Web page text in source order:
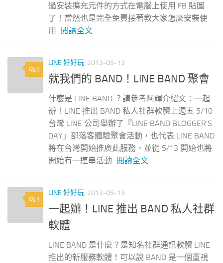
過安裝擴充元件的方式在電腦上使用 FB 貼圖
了！當然也是完全免費接著教大家怎麼安裝使
用...閱讀全文
0
LINE 好好玩 2013-05-13
就我們的 BAND！LINE BAND 聚會
什麼是 LINE BAND ？請參考阿輝介紹文：一起
辦！LINE 推出 BAND 私人社群軟體上週五 5/10
台灣 LINE 公司舉辦了『LINE BAND BLOGGER’S
DAY」部落客體驗聚會活動，也代表 LINE BAND
將在台灣開始推廣此服務，並從 5/13 開始也將
開始有一連串活動...閱讀全文
1
LINE 好好玩 2013-05-13
一起辦！LINE 推出 BAND 私人社群
軟體
LINE BAND 是什麼？是知名社群通訊軟體 LINE
推出的新服務軟體！可以說 BAND 是一個重視